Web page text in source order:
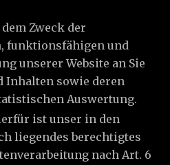
Zweck der
funktionsfähigen und
unserer Website an Sie
Inhalten sowie deren
Auswertung.
ist unser in den
liegendes berechtigtes
nach Art. 6